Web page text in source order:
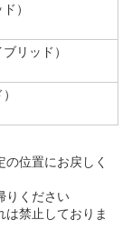
）
リッド）
の位置にお戻しく
りください
は禁止しておりま